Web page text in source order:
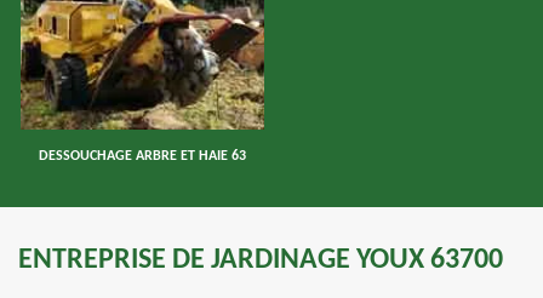
DESSOUCHAGE ARBRE ET HAIE 63
ENTREPRISE DE JARDINAGE YOUX 63700